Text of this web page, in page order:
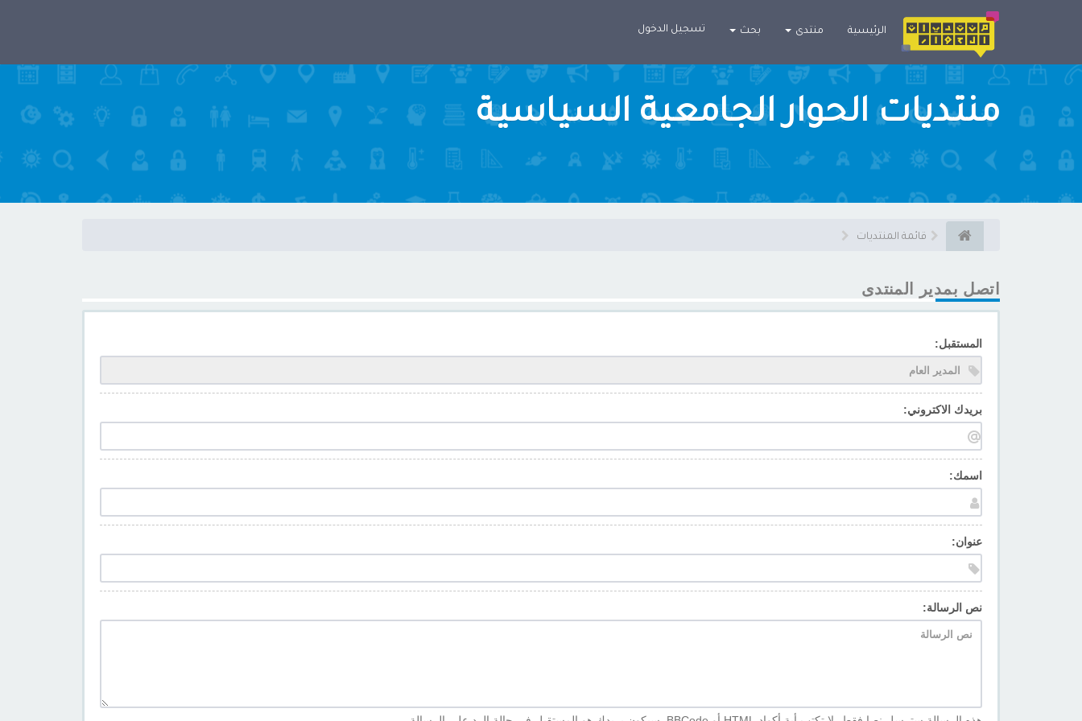
الرئيسية منتدى بحث تسجيل الدخول
منتديات الحوار الجامعية السياسية
قائمة المنتديات
اتصل بمدير المنتدى
المستقبل:
بريدك الاكتروني:
اسمك:
عنوان:
نص الرسالة: